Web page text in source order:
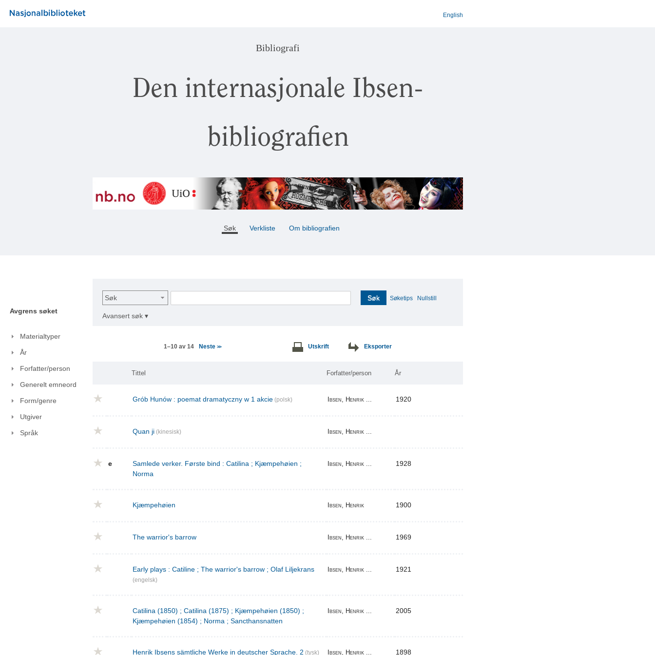
English
Bibliografi
Den internasjonale Ibsen-
bibliografien
Søk Verkliste Om bibliografien
Avgrens søket
Materialtyper
År
Forfatter/person
Generelt emneord
Form/genre
Utgiver
Språk
Søk Søk Søketips Nullstill
Avansert søk ▾
1–10 av 14 Neste>> Utskrift Eksporter
Tittel Forfatter/person År
Grób Hunów : poemat dramatyczny w 1 akcie (polsk) Ibsen, Henrik ... 1920
Quan ji (kinesisk) Ibsen, Henrik ...
e
Samlede verker. Første bind : Catilina ; Kjæmpehøien ;
Norma
Ibsen, Henrik ... 1928
Kjæmpehøien Ibsen, Henrik 1900
The warrior's barrow Ibsen, Henrik ... 1969
Early plays : Catiline ; The warrior's barrow ; Olaf Liljekrans
(engelsk)
Ibsen, Henrik ... 1921
Catilina (1850) ; Catilina (1875) ; Kjæmpehøien (1850) ;
Kjæmpehøien (1854) ; Norma ; Sancthansnatten
Ibsen, Henrik ... 2005
Henrik Ibsens sämtliche Werke in deutscher Sprache. 2 (tysk) Ibsen, Henrik ... 1898